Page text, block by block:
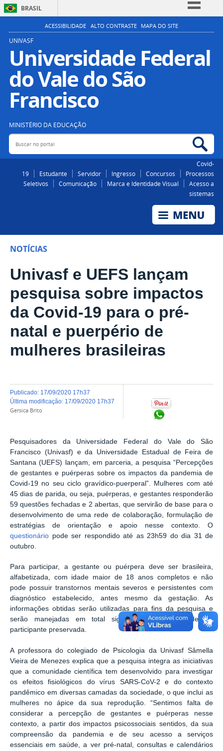
BRASIL
Simplifique!
Participe
Acesso à informação
Legislação
ACESSIBILIDADE ALTO CONTRASTE MAPA DO SITE
UNIVASF
Universidade Federal
do Vale do São
Francisco
MINISTÉRIO DA EDUCAÇÃO
Buscar no portal
Covid-
19
Estudante Servidor Ingresso Concursos
Processos
Seletivos
Comunicação Marca e Identidade Visual
Acesso a
sistemas
NOTÍCIAS
Univasf e UEFS lançam
pesquisa sobre impactos
da Covid-19 para o pré-
natal e puerpério de
mulheres brasileiras
publicado: 17/09/2020 17h37
última modificação: 17/09/2020 17h37
Gersica Brito
Pesquisadores da Universidade Federal do Vale do São
Francisco (Univasf) e da Universidade Estadual de Feira de
Santana (UEFS) lançam, em parceria, a pesquisa “Percepções
de gestantes e puérperas sobre os impactos da pandemia de
Covid-19 no seu ciclo gravídico-puerperal”. Mulheres com até
45 dias de parida, ou seja, puérperas, e gestantes responderão
59 questões fechadas e 2 abertas, que servirão de base para o
desenvolvimento de uma rede de colaboração, formulação de
estratégias de orientação e apoio nesse contexto. O
questionário pode ser respondido até as 23h59 do dia 31 de
outubro.
Para participar, a gestante ou puérpera deve ser brasileira,
alfabetizada, com idade maior de 18 anos completos e não
pode possuir transtornos mentais severos e persistentes com
diagnóstico estabelecido, antes mesmo da gestação. As
informações obtidas serão utilizadas para fins da pesquisa e
serão manejadas em total sigilo, com a identidade da
participante preservada.
A professora do colegiado de Psicologia da Univasf Sâmella
Vieira de Menezes explica que a pesquisa integra as iniciativas
que a comunidade científica tem desenvolvido para investigar
os efeitos fisiológicos do vírus SARS-CoV-2 e do contexto
pandêmico em diversas camadas da sociedade, o que inclui as
mulheres no ápice da sua reprodução. “Sentimos falta de
considerar a percepção de gestantes e puérperas nesse
contexto, a partir dos impactos psicossociais sentidos, da sua
compreensão da pandemia e de seu acesso a serviços
essenciais em saúde, a ver pré-natal, consultas e calendários